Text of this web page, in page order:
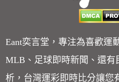
Eant奕言堂，專注為喜歡運
MLB、足球即時新聞、還有
析，台灣運彩即時比分讓您